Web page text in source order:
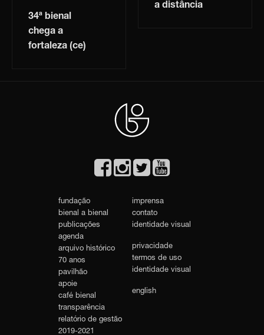
a distância
34ª bienal
chega a
fortaleza (ce)
fundação
bienal a bienal
publicações
agenda
arquivo histórico
70 anos
pavilhão
apoie
café bienal
transparência
relatório de gestão
2019-2021
imprensa
contato
identidade visual
privacidade
termos de uso
identidade visual
english